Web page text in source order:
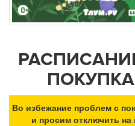
Во избежание проблем с
и просим отключить на